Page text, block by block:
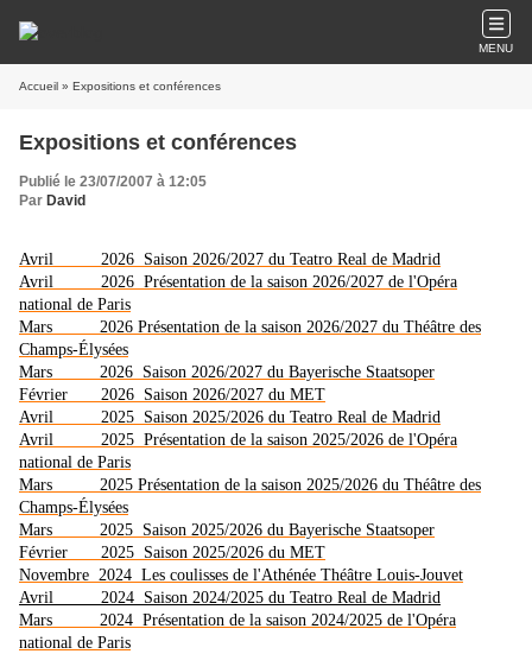
MENU
Accueil » Expositions et conférences
Expositions et conférences
Publié le 23/07/2007 à 12:05
Par David
Avril 2026 Saison 2026/2027 du Teatro Real de Madrid
Avril 2026 Présentation de la saison 2026/2027 de l'Opéra
national de Paris
Mars 2026 Présentation de la saison 2026/2027 du Théâtre des
Champs-Élysées
Mars 2026 Saison 2026/2027 du Bayerische Staatsoper
Février 2026 Saison 2026/2027 du MET
Avril 2025 Saison 2025/2026 du Teatro Real de Madrid
Avril 2025 Présentation de la saison 2025/2026 de l'Opéra
national de Paris
Mars 2025 Présentation de la saison 2025/2026 du Théâtre des
Champs-Élysées
Mars 2025 Saison 2025/2026 du Bayerische Staatsoper
Février 2025 Saison 2025/2026 du MET
Novembre 2024 Les coulisses de l'Athénée Théâtre Louis-Jouvet
Avril 2024 Saison 2024/2025 du Teatro Real de Madrid
Mars 2024 Présentation de la saison 2024/2025 de l'Opéra
national de Paris